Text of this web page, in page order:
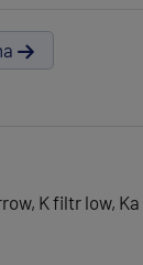
K filtr low, Ka